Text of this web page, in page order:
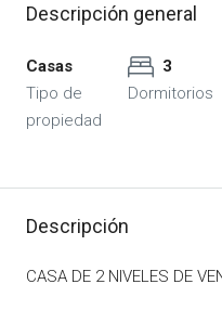
Descripción general
Casas
Tipo de
propiedad
3
Dormitorios
Descripción
CASA DE 2 NIVELES DE